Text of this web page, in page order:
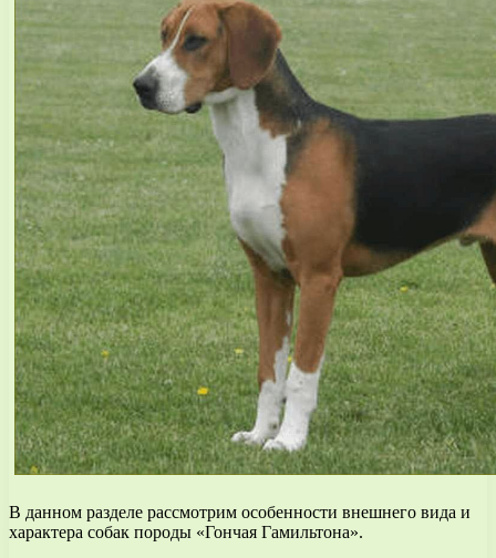
В данном разделе рассмотрим особенности внешнего вида и
характера собак породы «Гончая Гамильтона».